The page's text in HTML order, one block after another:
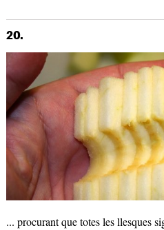
20.
... procurant que totes les llesques